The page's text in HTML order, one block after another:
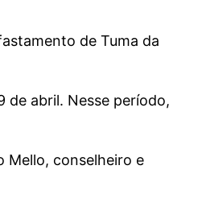
de Tuma da
de abril. Nesse período,
Mello, conselheiro e